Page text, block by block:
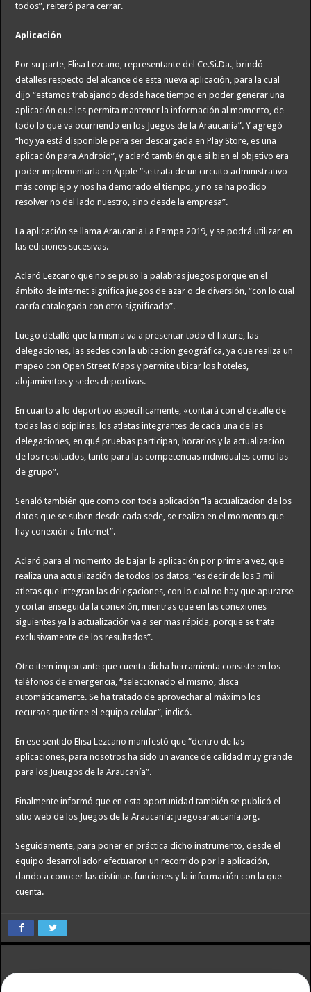
todos”, reiteró para cerrar.
Aplicación
Por su parte, Elisa Lezcano, representante del Ce.Si.Da., brindó
detalles respecto del alcance de esta nueva aplicación, para la cual
dijo “estamos trabajando desde hace tiempo en poder generar una
aplicación que les permita mantener la información al momento, de
todo lo que va ocurriendo en los Juegos de la Araucanía”. Y agregó
“hoy ya está disponible para ser descargada en Play Store, es una
aplicación para Android”, y aclaró también que si bien el objetivo era
poder implementarla en Apple “se trata de un circuito administrativo
más complejo y nos ha demorado el tiempo, y no se ha podido
resolver no del lado nuestro, sino desde la empresa”.
La aplicación se llama Araucania La Pampa 2019, y se podrá utilizar en
las ediciones sucesivas.
Aclaró Lezcano que no se puso la palabras juegos porque en el
ámbito de internet significa juegos de azar o de diversión, “con lo cual
caería catalogada con otro significado”.
Luego detalló que la misma va a presentar todo el fixture, las
delegaciones, las sedes con la ubicacion geográfica, ya que realiza un
mapeo con Open Street Maps y permite ubicar los hoteles,
alojamientos y sedes deportivas.
En cuanto a lo deportivo específicamente, «contará con el detalle de
todas las disciplinas, los atletas integrantes de cada una de las
delegaciones, en qué pruebas participan, horarios y la actualizacion
de los resultados, tanto para las competencias individuales como las
de grupo”.
Señaló también que como con toda aplicación “la actualizacion de los
datos que se suben desde cada sede, se realiza en el momento que
hay conexión a Internet”.
Aclaró para el momento de bajar la aplicación por primera vez, que
realiza una actualización de todos los datos, “es decir de los 3 mil
atletas que integran las delegaciones, con lo cual no hay que apurarse
y cortar enseguida la conexión, mientras que en las conexiones
siguientes ya la actualización va a ser mas rápida, porque se trata
exclusivamente de los resultados”.
Otro item importante que cuenta dicha herramienta consiste en los
teléfonos de emergencia, “seleccionado el mismo, disca
automáticamente. Se ha tratado de aprovechar al máximo los
recursos que tiene el equipo celular”, indicó.
En ese sentido Elisa Lezcano manifestó que “dentro de las
aplicaciones, para nosotros ha sido un avance de calidad muy grande
para los Jueugos de la Araucanía”.
Finalmente informó que en esta oportunidad también se publicó el
sitio web de los Juegos de la Araucanía: juegosaraucanía.org.
Seguidamente, para poner en práctica dicho instrumento, desde el
equipo desarrollador efectuaron un recorrido por la aplicación,
dando a conocer las distintas funciones y la información con la que
cuenta.